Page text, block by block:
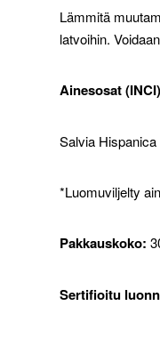
Lämmitä
latvoihin.
Ainesosat
Salvia
*Luomuviljelty
Pakkauskoko:
Sertifioitu